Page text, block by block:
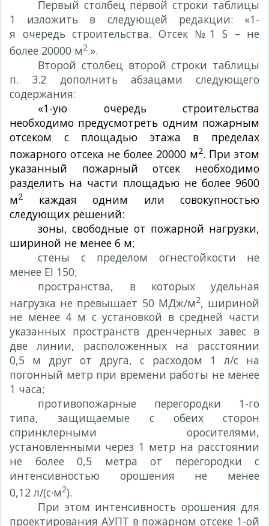
Первый столбец первой строки таблицы
1 изложить в следующей редакции: «1-
я очередь строительства. Отсек №1 S – не
более 20000 м2.».
Второй столбец второй строки таблицы
п. 3.2 дополнить абзацами следующего
содержания:
«1-ую очередь строительства
необходимо предусмотреть одним пожарным
отсеком с площадью этажа в пределах
пожарного отсека не более 20000 м2. При этом
указанный пожарный отсек необходимо
разделить на части площадью не более 9600
м2
каждая одним или совокупностью
следующих решений:
зоны, свободные от пожарной нагрузки,
шириной не менее 6 м;
стены с пределом огнестойкости не
менее EI 150;
пространства, в которых удельная
нагрузка не превышает 50 МДж/м2, шириной
не менее 4 м с установкой в средней части
указанных пространств дренчерных завес в
две линии, расположенных на расстоянии
0,5 м друг от друга, с расходом 1 л/с на
погонный метр при времени работы не менее
1 часа;
противопожарные перегородки 1-го
типа, защищаемые с обеих сторон
спринклерными оросителями,
установленными через 1 метр на расстоянии
не более 0,5 метра от перегородки с
интенсивностью орошения не менее
0,12 л/(с·м2).
При этом интенсивность орошения для
проектирования АУПТ в пожарном отсеке 1-ой